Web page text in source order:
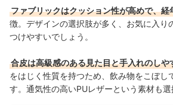
ファブリックはクッション性が高めで、経
徴。デザインの選択肢が多く、お気に入り
つけやすいでしょう。
合皮は高級感のある見た目と手入れのしや
をはじく性質を持つため、飲み物をこぼし
す。通気性の高いPUレザーという素材も選